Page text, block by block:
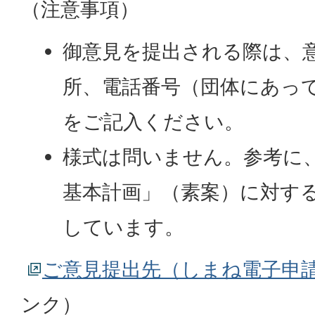
（注意事項）
御意見を提出される際は、
所、電話番号（団体にあっ
をご記入ください。
様式は問いません。参考に
基本計画」（素案）に対す
しています。
ご意見提出先（しまね電子申
ンク）